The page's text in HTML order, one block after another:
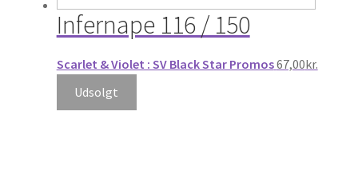
Infernape 116 / 150
Scarlet & Violet : SV Black Star Promos67,00kr.
Udsolgt